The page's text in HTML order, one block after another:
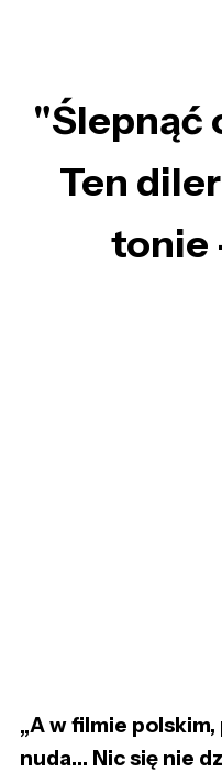
"Ślepnąć
Ten
tonie
„A w filmie
nuda… Nic się nie